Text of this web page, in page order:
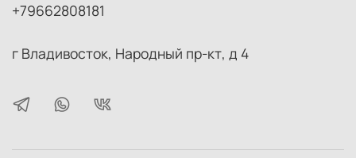
+79662808181
г Владивосток, Народный пр-кт, д 4